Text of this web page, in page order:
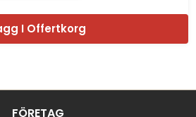
I Offertkorg
FÖRETAG